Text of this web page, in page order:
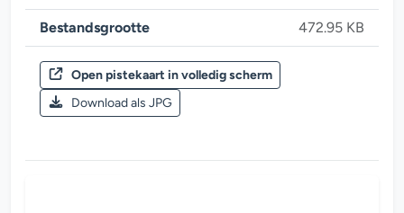
Skiseizoen 2008-2009
Stubaier Gletscher
Bestandsgrootte 472.95 KB
Open pistekaart in volledig scherm
Download als JPG